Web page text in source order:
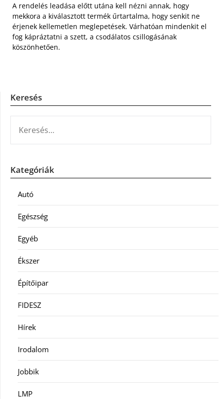
A rendelés leadása előtt utána kell nézni annak, hogy
mekkora a kiválasztott termék űrtartalma, hogy senkit ne
érjenek kellemetlen meglepetések. Várhatóan mindenkit el
fog kápráztatni a szett, a csodálatos csillogásának
köszönhetően.
Keresés
Kategóriák
Autó
Egészség
Egyéb
Ékszer
Építőipar
FIDESZ
Hírek
Irodalom
Jobbik
LMP